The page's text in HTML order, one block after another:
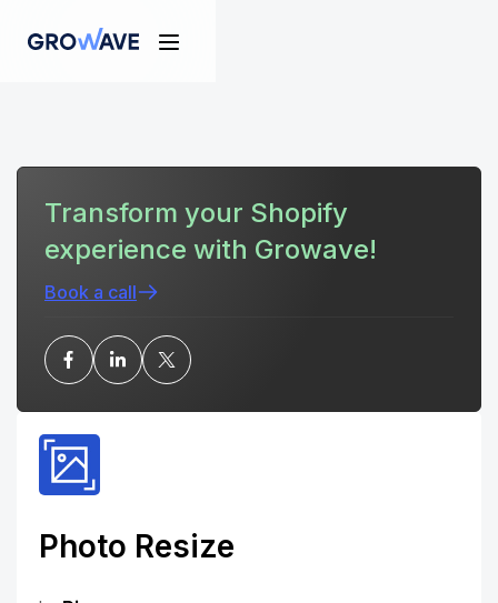
Transform your Shopify
experience with Growave!
Book a call
Photo Resize